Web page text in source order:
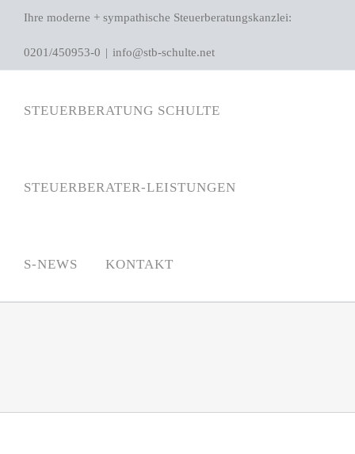
Zum
springen
Ihre moderne + sympathische Steuerberatungskanzlei:
0201/450953-0 | info@stb-schulte.net
STEUERBERATUNG SCHULTE
STEUERBERATER-LEISTUNGEN
S-NEWS KONTAKT